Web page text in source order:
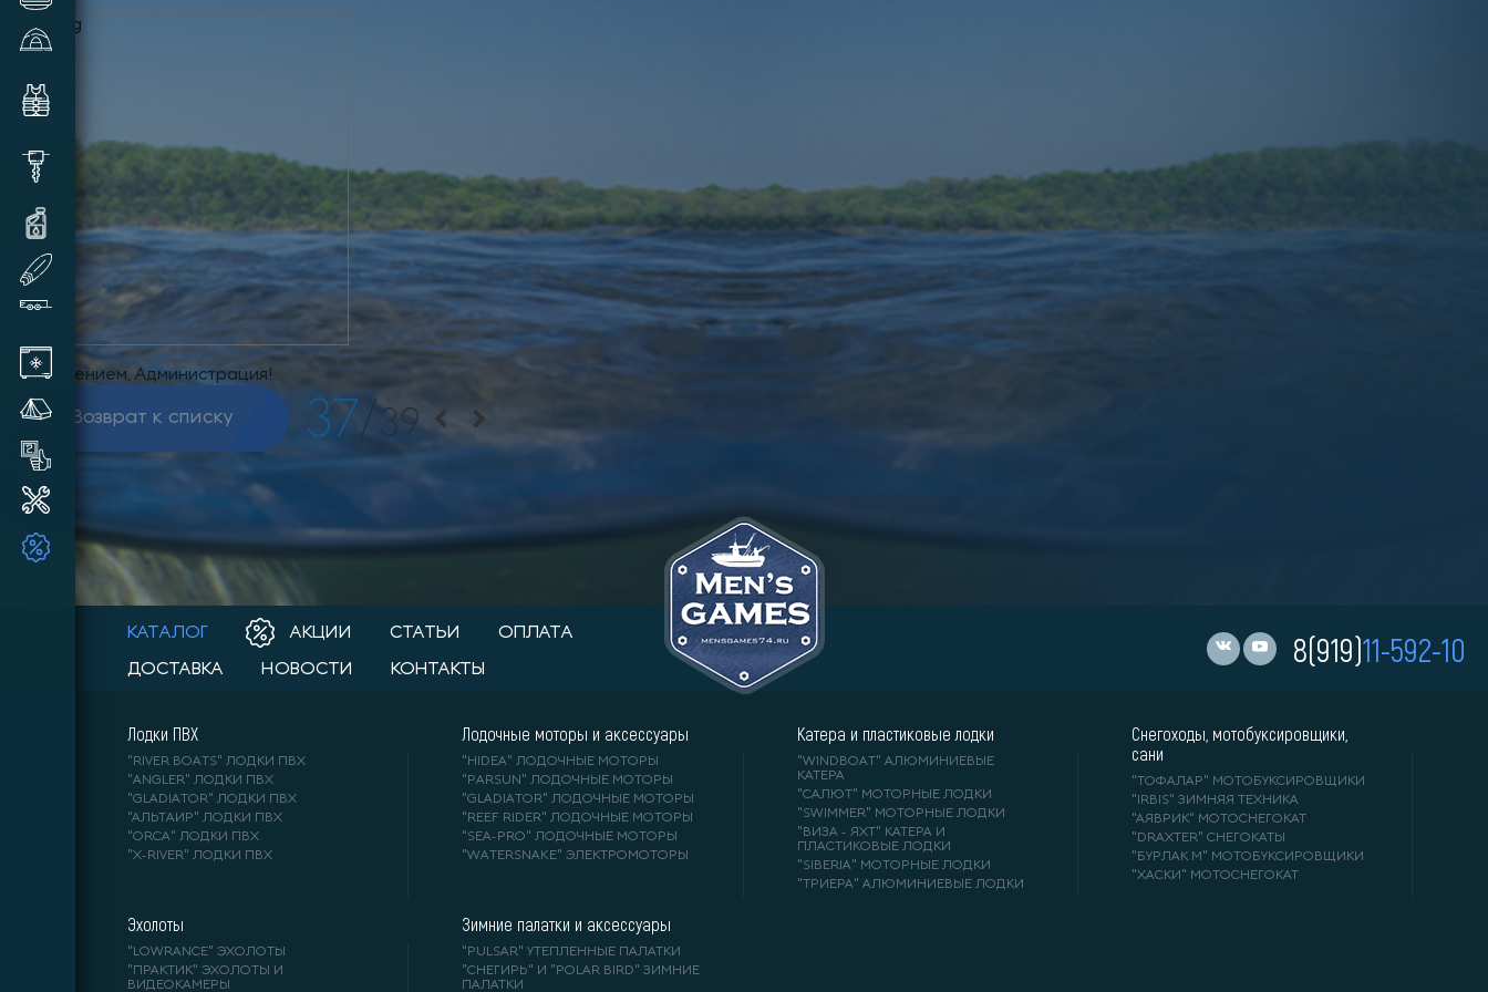
С уважением, Администрация!
Возврат к списку 37/39
КАТАЛОГ АКЦИИ СТАТЬИ ОПЛАТА
ДОСТАВКА НОВОСТИ КОНТАКТЫ
8(919)11-592-10
Лодки ПВХ
"RIVER BOATS" ЛОДКИ ПВХ
"ANGLER" ЛОДКИ ПВХ
"GLADIATOR" ЛОДКИ ПВХ
"АЛЬТАИР" ЛОДКИ ПВХ
"ORCA" ЛОДКИ ПВХ
"X-RIVER" ЛОДКИ ПВХ
Лодочные моторы и аксессуары
"HIDEA" ЛОДОЧНЫЕ МОТОРЫ
"PARSUN" ЛОДОЧНЫЕ МОТОРЫ
"GLADIATOR" ЛОДОЧНЫЕ МОТОРЫ
"REEF RIDER" ЛОДОЧНЫЕ МОТОРЫ
"SEA-PRO" ЛОДОЧНЫЕ МОТОРЫ
"WATERSNAKE" ЭЛЕКТРОМОТОРЫ
Катера и пластиковые лодки
"WINDBOAT" АЛЮМИНИЕВЫЕ
КАТЕРА
"САЛЮТ" МОТОРНЫЕ ЛОДКИ
"SWIMMER" МОТОРНЫЕ ЛОДКИ
"ВИЗА - ЯХТ" КАТЕРА И
ПЛАСТИКОВЫЕ ЛОДКИ
"SIBERIA" МОТОРНЫЕ ЛОДКИ
"ТРИЕРА" АЛЮМИНИЕВЫЕ ЛОДКИ
Снегоходы, мотобуксировщики,
сани
"ТОФАЛАР" МОТОБУКСИРОВЩИКИ
"IRBIS" ЗИМНЯЯ ТЕХНИКА
"АЯВРИК" МОТОСНЕГОКАТ
"DRAXTER" СНЕГОКАТЫ
"БУРЛАК М" МОТОБУКСИРОВЩИКИ
"ХАСКИ" МОТОСНЕГОКАТ
Эхолоты
"LOWRANCE" ЭХОЛОТЫ
"ПРАКТИК" ЭХОЛОТЫ И
ВИДЕОКАМЕРЫ
Зимние палатки и аксессуары
"PULSAR" УТЕПЛЕННЫЕ ПАЛАТКИ
"СНЕГИРЬ" И "POLAR BIRD" ЗИМНИЕ
ПАЛАТКИ
Шуруповерты, видеокамеры,
Масла и смазки для техники
SUP доски надувные
Прицепы лодочные
Автохолодильники
Летние палатки
Товары бывшие в употреблении
ТОВАРЫ ПО АКЦИИ!!